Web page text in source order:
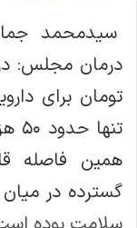
سیدمحمد
تومان برای
همین فاصله
گسترده در میان